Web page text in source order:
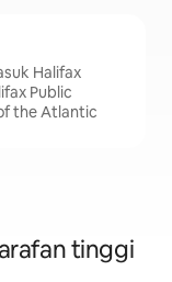
Halifax
Public
the Atlantic
tinggi